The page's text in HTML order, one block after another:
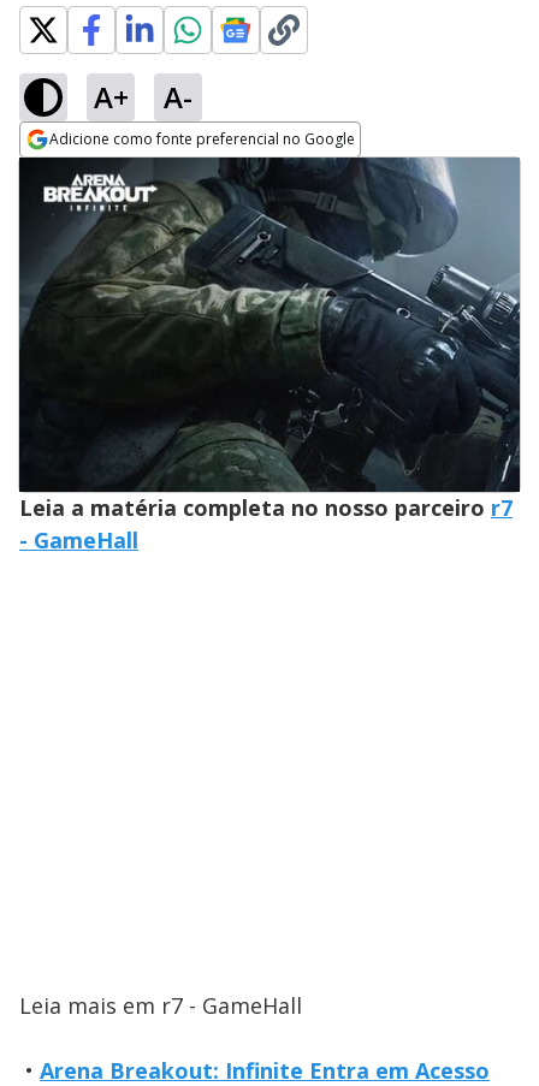
A+ A-
Adicione como fonte preferencial no Google
Opens in new window
Leia a matéria completa no nosso parceiro r7
- GameHall
Leia mais em r7 - GameHall
• Arena Breakout: Infinite Entra em Acesso